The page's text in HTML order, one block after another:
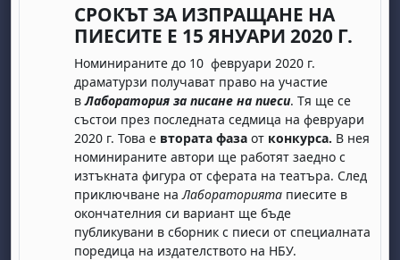
СРОКЪТ ЗА ИЗПРАЩАНЕ НА
ПИЕСИТЕ Е 15 ЯНУАРИ 2020 Г.
Номинираните до 10 февруари 2020 г.
драматурзи получават право на участие
вЛаборатория за писане на пиеси. Тя ще се
състои през последната седмица на февруари
2020 г. Това е втората фаза от конкурса. В нея
номинираните автори ще работят заедно с
изтъкната фигура от сферата на театъра. След
приключване на Лабораторията пиесите в
окончателния си вариант ще бъде
публикувани в сборник с пиеси от специалната
поредица на издателството на НБУ.
22 август
неделя, 23 август
29 август
неделя, 30 август